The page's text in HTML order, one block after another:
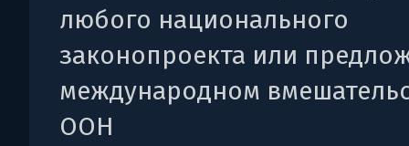
любого национального
законопроекта или
международном
ООН